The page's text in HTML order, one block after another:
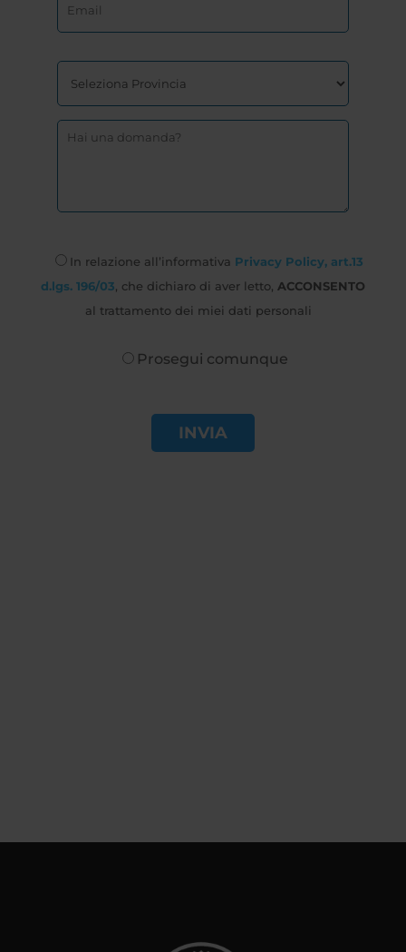
In relazione all’informativa Privacy Policy, art.13
d.lgs. 196/03 , che dichiaro di aver letto, ACCONSENTO
al trattamento dei miei dati personali
Prosegui comunque